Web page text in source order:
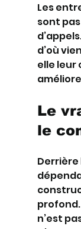
Les
sont
d’où
elle leur
Le
le
n’est